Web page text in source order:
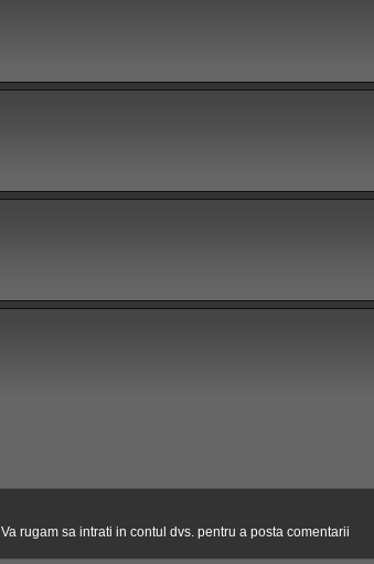
Va rugam sa intrati in contul dvs. pentru a posta comentarii